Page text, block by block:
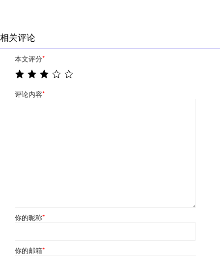
相关评论
本文评分*
评论内容*
你的昵称*
你的邮箱*